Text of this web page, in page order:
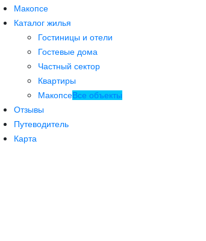
Макопсе
Каталог жилья
Гостиницы и отели
Гостевые дома
Частный сектор
Квартиры
МакопсеВсе объекты
Отзывы
Путеводитель
Карта